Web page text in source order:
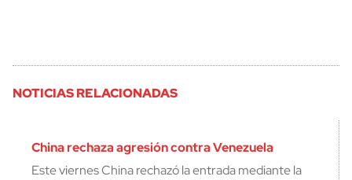
NOTICIAS RELACIONADAS
China rechaza agresión contra Venezuela
Este viernes China rechazó la entrada mediante la